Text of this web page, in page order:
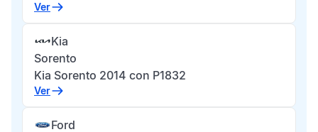
Ver
Kia
Sorento
Kia Sorento 2014 con P1832
Ver
Ford